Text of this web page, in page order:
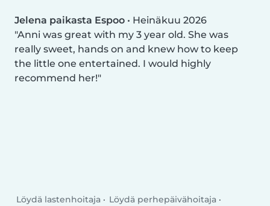
Jelena paikasta Espoo • Heinäkuu 2026
Anni was great with my 3 year old. She was
really sweet, hands on and knew how to keep
the little one entertained. I would highly
recommend her!
Löydä lastenhoitaja
Löydä perhepäivähoitaja